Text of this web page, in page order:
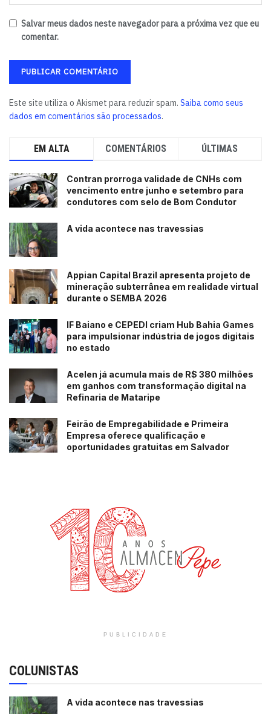
Salvar meus dados neste navegador para a próxima vez que eu
comentar.
Este site utiliza o Akismet para reduzir spam. Saiba como seus
dados em comentários são processados.
EM ALTA COMENTÁRIOS ÚLTIMAS
Contran prorroga validade de CNHs com
vencimento entre junho e setembro para
condutores com selo de Bom Condutor
A vida acontece nas travessias
Appian Capital Brazil apresenta projeto de
mineração subterrânea em realidade virtual
durante o SEMBA 2026
IF Baiano e CEPEDI criam Hub Bahia Games
para impulsionar indústria de jogos digitais
no estado
Acelen já acumula mais de R$ 380 milhões
em ganhos com transformação digital na
Refinaria de Mataripe
Feirão de Empregabilidade e Primeira
Empresa oferece qualificação e
oportunidades gratuitas em Salvador
PUBLICIDADE
COLUNISTAS
A vida acontece nas travessias